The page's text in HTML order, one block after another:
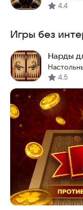
4.4
Игры без
Нарды
4.5